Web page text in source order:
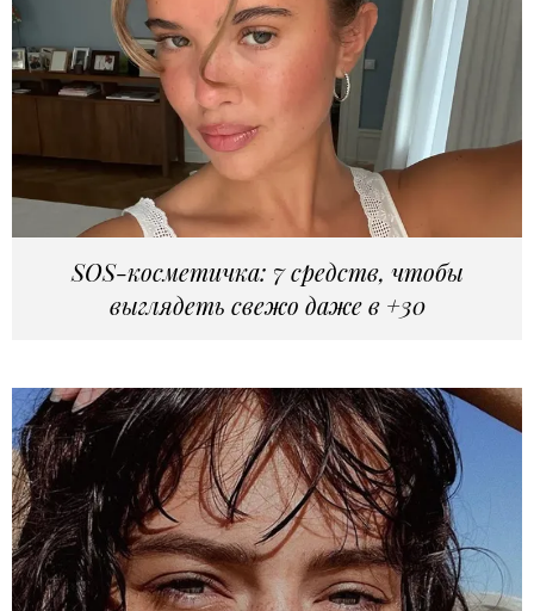
SOS-косметичка: 7 средств, чтобы
выглядеть свежо даже в +30